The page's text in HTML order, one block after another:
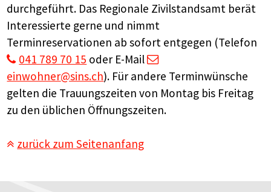
durchgeführt. Das Regionale Zivilstandsamt berät
Interessierte gerne und nimmt
Terminreservationen ab sofort entgegen (Telefon
041 789 70 15 oder E-Mail
einwohner@sins.ch). Für andere Terminwünsche
gelten die Trauungszeiten von Montag bis Freitag
zu den üblichen Öffnungszeiten.
zurück zum Seitenanfang